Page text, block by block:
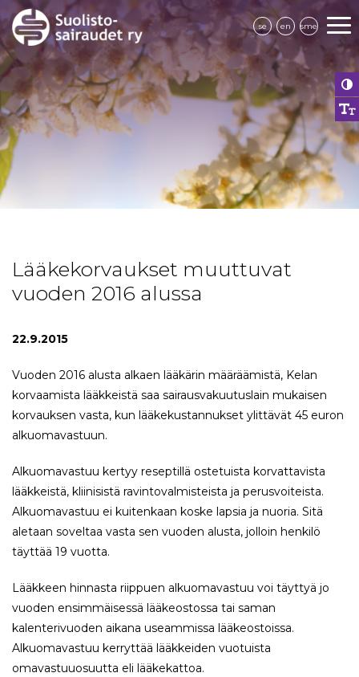
se en sme
Lääkekorvaukset muuttuvat
vuoden 2016 alussa
22.9.2015
Vuoden 2016 alusta alkaen lääkärin määräämistä, Kelan
korvaamista lääkkeistä saa sairausvakuutuslain mukaisen
korvauksen vasta, kun lääkekustannukset ylittävät 45 euron
alkuomavastuun.
Alkuomavastuu kertyy reseptillä ostetuista korvattavista
lääkkeistä, kliinisistä ravintovalmisteista ja perusvoiteista.
Alkuomavastuu ei kuitenkaan koske lapsia ja nuoria. Sitä
aletaan soveltaa vasta sen vuoden alusta, jolloin henkilö
täyttää 19 vuotta.
Lääkkeen hinnasta riippuen alkuomavastuu voi täyttyä jo
vuoden ensimmäisessä lääkeostossa tai saman
kalenterivuoden aikana useammissa lääkeostoissa.
Alkuomavastuu kerryttää lääkkeiden vuotuista
omavastuuosuutta eli lääkekattoa.